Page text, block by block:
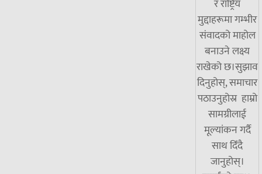
र राष्ट्रिय
मुद्दाहरूमा गम्भीर
संवादको माहोल
बनाउने लक्ष्य
राखेको छ।सुझाव
दिनुहोस्, समाचार
पठाउनुहोस्र हाम्रो
सामग्रीलाई
मूल्यांकन गर्दै
साथ दिँदै
जानुहोस्।